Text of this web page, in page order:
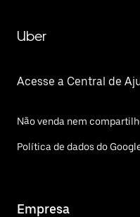
Uber
Acesse a Central de
Não venda nem
Política de dados do
Empresa